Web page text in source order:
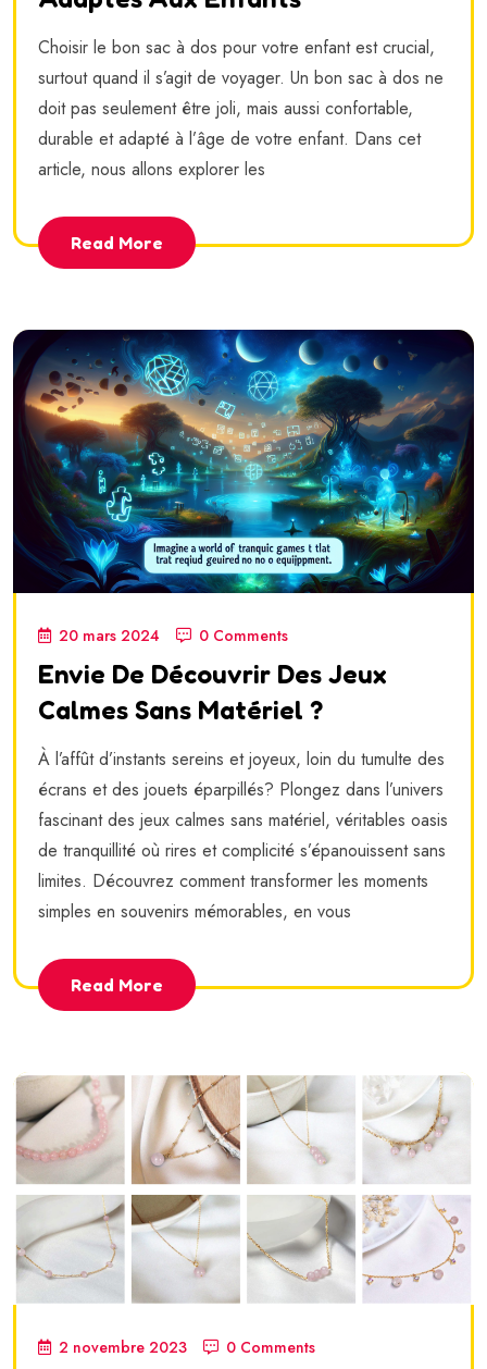
Choisir le bon sac à dos pour votre enfant est crucial,
surtout quand il s’agit de voyager. Un bon sac à dos ne
doit pas seulement être joli, mais aussi confortable,
durable et adapté à l’âge de votre enfant. Dans cet
article, nous allons explorer les
Read More
20 mars 2024 0 Comments
Envie De Découvrir Des Jeux
Calmes Sans Matériel ?
À l’affût d’instants sereins et joyeux, loin du tumulte des
écrans et des jouets éparpillés? Plongez dans l’univers
fascinant des jeux calmes sans matériel, véritables oasis
de tranquillité où rires et complicité s’épanouissent sans
limites. Découvrez comment transformer les moments
simples en souvenirs mémorables, en vous
Read More
2 novembre 2023 0 Comments